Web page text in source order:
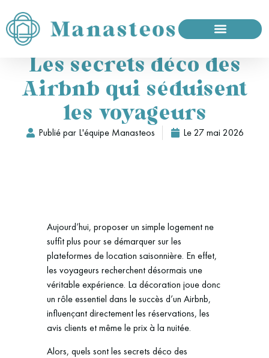
Les secrets déco des
Airbnb qui séduisent
les voyageurs
Publié par L'équipe Manasteos Le27 mai 2026
Aujourd’hui, proposer un simple logement ne
suffit plus pour se démarquer sur les
plateformes de location saisonnière. En effet,
les voyageurs recherchent désormais une
véritable expérience. La décoration joue donc
un rôle essentiel dans le succès d’un Airbnb,
influençant directement les réservations, les
avis clients et même le prix à la nuitée.
Alors, quels sont les secrets déco des